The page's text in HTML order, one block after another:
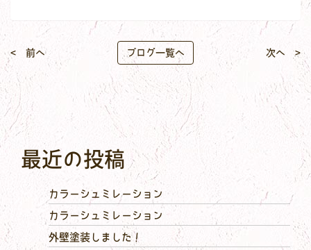
< 前へ ブログ一覧へ 次へ >
最近の投稿
カラーシュミレーション
カラーシュミレーション
外壁塗装しました！